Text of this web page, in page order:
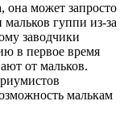
она может запросто
гуппи из-за
заводчики
в первое время
от мальков.
малькам